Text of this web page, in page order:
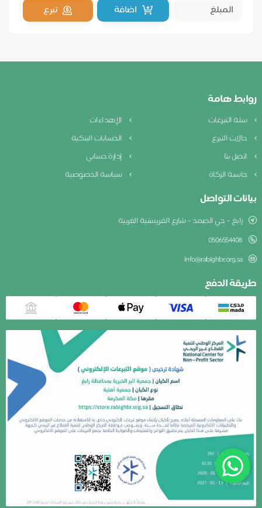
اضافة تبرع
روابط هامة
سلة التبرعات
الإهداءات
حالات التبرع
الحسابات البنكية
اتصل بنا
إدارة حسابي
حاسبة الزكاة
سياسة الخصوصية
بيانات التواصل
رابغ – حي الصمد – شارع الفريسنية الغربية
0506554408
info@rabighbr.org.sa
طريقة الدفع